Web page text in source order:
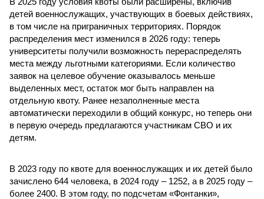
детей военнослужащих, участвующих в боевых действиях,
в том числе на приграничных территориях. Порядок
распределения мест изменился в 2026 году: теперь
университеты получили возможность перераспределять
места между льготными категориями. Если количество
заявок на целевое обучение оказывалось меньше
выделенных мест, остаток мог быть направлен на
отдельную квоту. Ранее незаполненные места
автоматически переходили в общий конкурс, но теперь они
в первую очередь предлагаются участникам СВО и их
детям.
В 2023 году по квоте для военнослужащих и их детей было
зачислено 644 человека, в 2024 году – 1252, а в 2025 году –
более 2400. В этом году, по подсчетам «Фонтанки»,